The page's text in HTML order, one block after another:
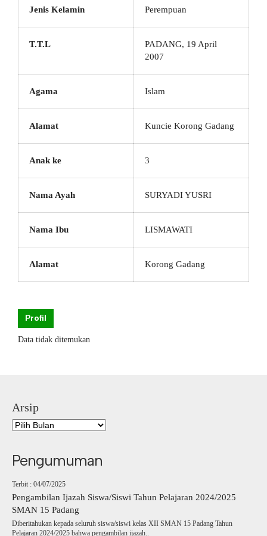
Jenis Kelamin Perempuan
T.T.L
PADANG, 19 April
2007
Agama Islam
Alamat Kuncie Korong Gadang
Anak ke 3
Nama Ayah SURYADI YUSRI
Nama Ibu LISMAWATI
Alamat Korong Gadang
Profil
Data tidak ditemukan
Arsip
Pengumuman
Terbit : 04/07/2025
Pengambilan Ijazah Siswa/Siswi Tahun Pelajaran 2024/2025
SMAN 15 Padang
Diberitahukan kepada seluruh siswa/siswi kelas XII SMAN 15 Padang Tahun
Pelajaran 2024/2025 bahwa pengambilan ijazah..